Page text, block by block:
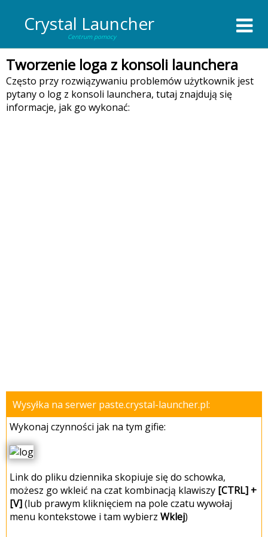
Centrum pomocy
Crystal Launcher
Tworzenie loga z konsoli launchera
Często przy rozwiązywaniu problemów użytkownik jest
pytany o log z konsoli launchera, tutaj znajdują się
informacje, jak go wykonać:
Wysyłka na serwer paste.crystal-launcher.pl:
Wykonaj czynności jak na tym gifie:
Link do pliku dziennika skopiuje się do schowka,
możesz go wkleić na czat kombinacją klawiszy [CTRL] +
[V](lub prawym kliknięciem na pole czatu wywołaj
menu kontekstowe i tam wybierz Wklej)